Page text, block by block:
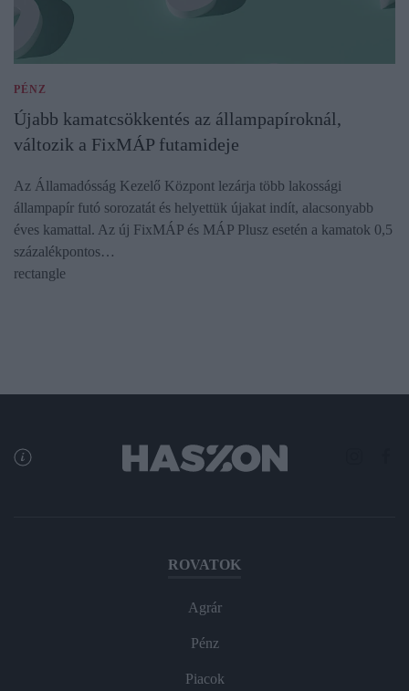
PÉNZ
Újabb kamatcsökkentés az állampapíroknál,
változik a FixMÁP futamideje
Az Államadósság Kezelő Központ lezárja több lakossági
állampapír futó sorozatát és helyettük újakat indít, alacsonyabb
éves kamattal. Az új FixMÁP és MÁP Plusz esetén a kamatok 0,5
százalékpontos…
rectangle
ROVATOK
Agrár
Pénz
Piacok